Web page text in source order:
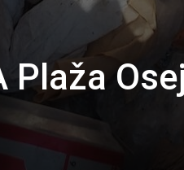
Plaža